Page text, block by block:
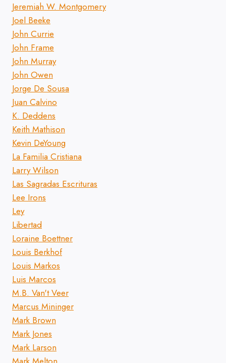
Jeremiah W. Montgomery
Joel Beeke
John Currie
John Frame
John Murray
John Owen
Jorge De Sousa
Juan Calvino
K. Deddens
Keith Mathison
Kevin DeYoung
La Familia Cristiana
Larry Wilson
Las Sagradas Escrituras
Lee Irons
Ley
Libertad
Loraine Boettner
Louis Berkhof
Louis Markos
Luis Marcos
M.B. Van't Veer
Marcus Mininger
Mark Brown
Mark Jones
Mark Larson